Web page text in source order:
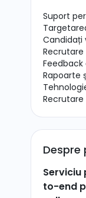
Suport
Candidați
Rapoarte
Despre
Serviciu
to-end